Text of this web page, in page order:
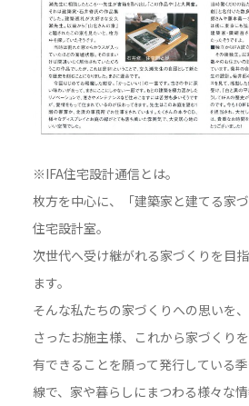
※IFA住宅設計通信とは。
枚方を中心に、「建築家と建てる家
住宅設計室。
次世代へ受け継がれる家づくりを目
ます。
そんな私たちの家づくりへの思いを
さったお施主様、これから家づくり
有できることを願って発行している
線で、家や暮らしにまつわる様々な